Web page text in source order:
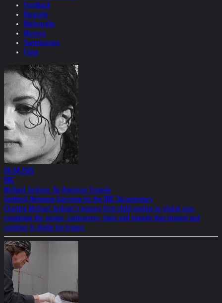
Feedback
Biografie
Bibliografie
Museen
Sammlungen
Filme
08.04.2026
BBC
Michael Jackson: An American Tragedy
Gottfried Helnwein Interview for the BBC Documentary
Charting Michael Jackson’s journey from child prodigy to global icon,
examining the genius, controversy, trials and tragedy that shaped and
continue to divide his legacy.